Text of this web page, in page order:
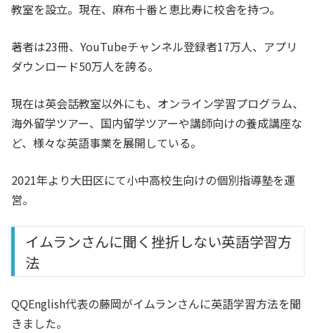
教室を設立。現在、麻布十番と恵比寿に校舎を持つ。
著者は23冊、YouTubeチャンネル登録者17万人、アプリ
ダウンロード50万人を誇る。
現在は英会話教室以外にも、オンライン学習プログラム、
海外留学ツアー、国内留学ツアーや講師向けの養成講座な
ど、様々な英語事業を展開している。
2021年より大田区にて小中高校生向けの個別指導塾を運
営。
イムランさんに聞く挫折しない英語学習方
法
QQEnglish代表の藤岡がイムランさんに英語学習方法を聞
きました。